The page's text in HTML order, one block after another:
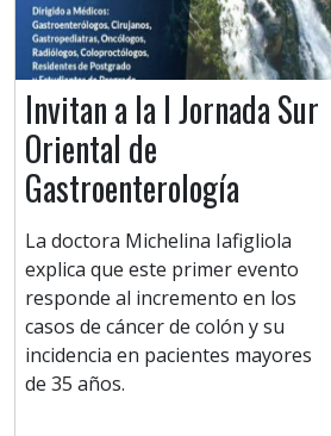
Invitan a la I Jornada Sur
Oriental de
Gastroenterología
La doctora Michelina Iafigliola
explica que este primer evento
responde al incremento en los
casos de cáncer de colón y su
incidencia en pacientes mayores
de 35 años.